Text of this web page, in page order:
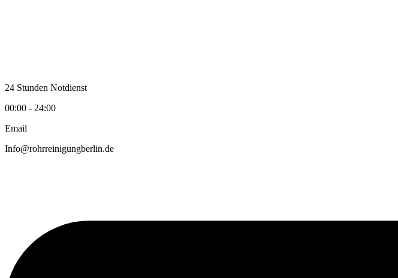
24 Stunden Notdienst
00:00 - 24:00
Email
Info@rohrreinigungberlin.de